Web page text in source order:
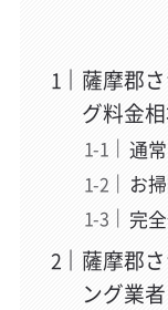
薩摩郡
グ料金
通
お
完
薩摩郡
ング業者